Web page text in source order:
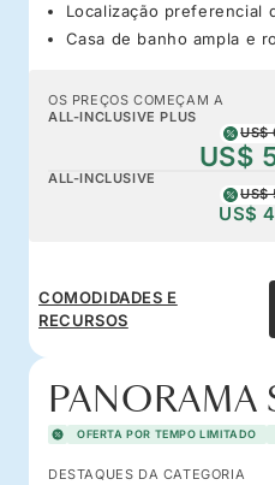
Localização preferencial
Casa de banho ampla e
OS PREÇOS COMEÇAM A
ALL-INCLUSIVE PLUS
US$
US$
ALL-INCLUSIVE
US$
US$
COMODIDADES E
RECURSOS
PANORAMA
OFERTA POR TEMPO LIMITADO
DESTAQUES DA CATEGORIA